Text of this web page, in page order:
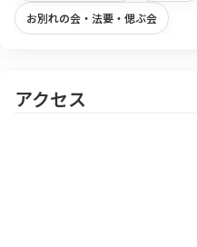
お別れの会・法要・偲ぶ会
アクセス